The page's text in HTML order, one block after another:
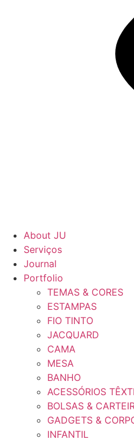
About JU
Serviços
Journal
Portfolio
TEMAS & CORES
ESTAMPAS
FIO TINTO
JACQUARD
CAMA
MESA
BANHO
ACESSÓRIOS
BOLSAS &
GADGETS &
INFANTIL